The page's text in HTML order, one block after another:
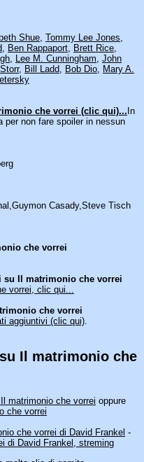
Shue, Tommy Lee Jones,
, Ben Rappaport, Brett Rice,
, Lee M. Cunningham, John
, Bill Ladd, Bob Dio, Mary A.
che vorrei (clic qui)... In
per non fare spoiler in nessun
Casady,Steve Tisch
che vorrei
su Il matrimonio che vorrei
vorrei, clic qui...
che vorrei
aggiuntivi (clic qui).
Il matrimonio che
matrimonio che vorrei oppure
che vorrei
che vorrei di David Frankel -
di David Frankel, streming